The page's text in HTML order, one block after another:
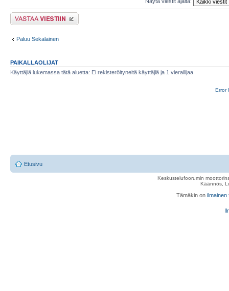
Lähetä vastaus
Paluu Sekalainen
PAIKALLAOLIJAT
Käyttäjiä lukemassa tätä aluetta: Ei rekisteröityneitä käyttäjiä ja 1 vierailijaa
Error
Etusivu
Keskustelufoorumin
Käännös,
Tämäkin on ilmainen